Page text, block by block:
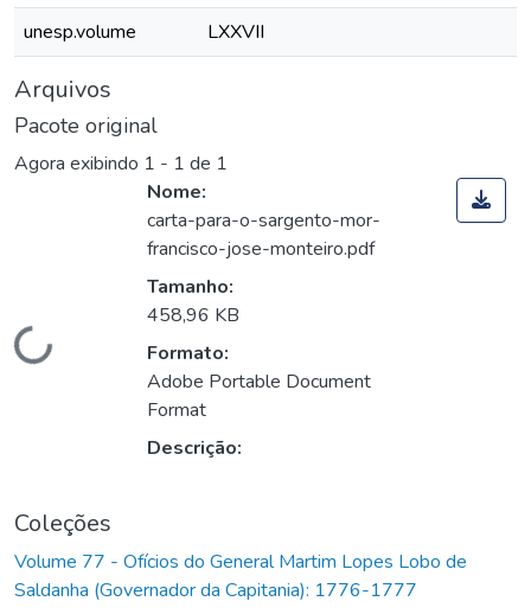
unesp.volume
LXXVII
Arquivos
Pacote original
Agora exibindo 1 - 1 de 1
Carregando...
Nome:
carta-para-o-sargento-mor-
francisco-jose-monteiro.pdf
Tamanho:
458,96 KB
Formato:
Adobe Portable Document
Format
Descrição:
Coleções
Volume 77 - Ofícios do General Martim Lopes Lobo de
Saldanha (Governador da Capitania): 1776-1777